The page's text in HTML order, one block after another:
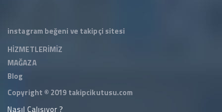
instagram beğeni ve takipçi sitesi
HİZMETLERİMİZ
MAĞAZA
Blog
Copyright © 2019 takipcikutusu.com
Nasıl Çalışıyor ?